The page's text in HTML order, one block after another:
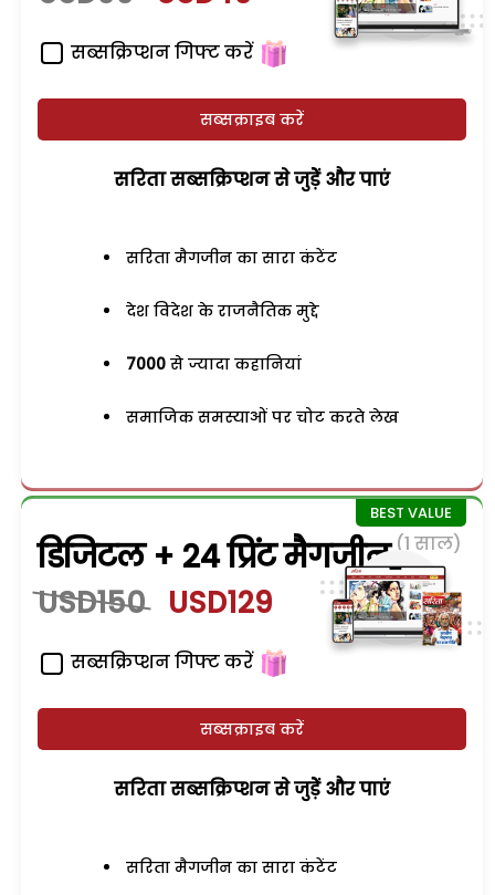
सब्सक्रिप्शन गिफ्ट करें
सब्सक्राइब करें
सरिता सब्सक्रिप्शन से जुड़ेें और पाएं
सरिता मैगजीन का सारा कंटेंट
देश विदेश के राजनैतिक मुद्दे
7000 से ज्यादा कहानियां
समाजिक समस्याओं पर चोट करते लेख
डिजिटल + 24 प्रिंट मैगजीन (1 साल)
USD150 USD129
सब्सक्रिप्शन गिफ्ट करें
सब्सक्राइब करें
सरिता सब्सक्रिप्शन से जुड़ेें और पाएं
सरिता मैगजीन का सारा कंटेंट